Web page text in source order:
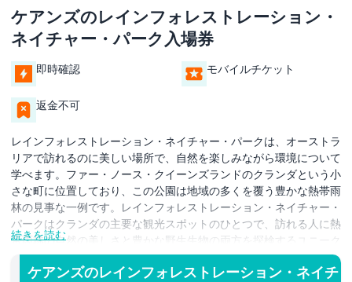
ケアンズのレインフォレストレーション・
ネイチャー・パーク入場券
即時確認 モバイルチケット
返金不可
レインフォレストレーション・ネイチャー・パークは、オーストラ
リアで訪れるのに美しい場所で、自然を楽しみながら環境について
学べます。ファー・ノース・クイーンズランドのクランダという小
さな町に位置しており、この公園は地域の多くを覆う豊かな熱帯雨
林の見事な一例です。レインフォレストレーション・ネイチャー・
パークはクランダの主要な観光スポットのひとつで、訪れる人に熱
帯雨林の自然の美しさと豊かな野生生物の両方を探検するユニーク
な体験を提供します。ここでは自然とつながる手助けとなるさまざ
まな楽しいアクティビティに参加できます。ハイライトの一つは有
続きを読む
ケアンズのレインフォレストレーション・ネイチ